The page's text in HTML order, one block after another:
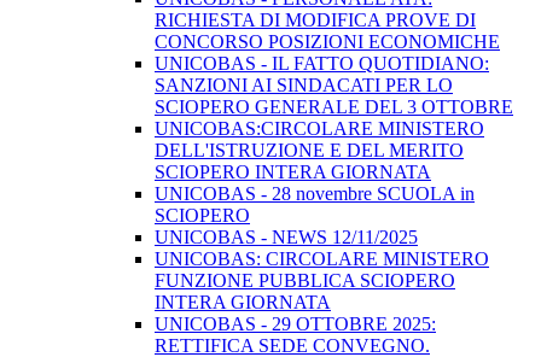
RICHIESTA DI MODIFICA PROVE DI
CONCORSO POSIZIONI ECONOMICHE
UNICOBAS - IL FATTO QUOTIDIANO:
SANZIONI AI SINDACATI PER LO
SCIOPERO GENERALE DEL 3 OTTOBRE
UNICOBAS:CIRCOLARE MINISTERO
DELL'ISTRUZIONE E DEL MERITO
SCIOPERO INTERA GIORNATA
UNICOBAS - 28 novembre SCUOLA in
SCIOPERO
UNICOBAS - NEWS 12/11/2025
UNICOBAS: CIRCOLARE MINISTERO
FUNZIONE PUBBLICA SCIOPERO
INTERA GIORNATA
UNICOBAS - 29 OTTOBRE 2025:
RETTIFICA SEDE CONVEGNO.